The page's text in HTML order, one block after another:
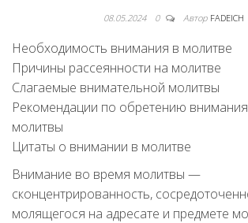
08.05.2024 0 Автор FADEICH
Необходимость внимания в молитве
Причины рассеянности на молитве
Слагаемые внимательной молитвы
Рекомендации по обретению
молитвы
Цитаты о внимании в молитве
Внимание во время молитвы —
сконцентрированность,
молящегося на адресате и предмете